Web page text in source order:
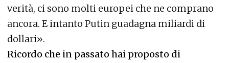
verità, ci sono molti europei che ne comprano
ancora. E intanto Putin guadagna miliardi di
dollari».
Ricordo che in passato hai proposto di